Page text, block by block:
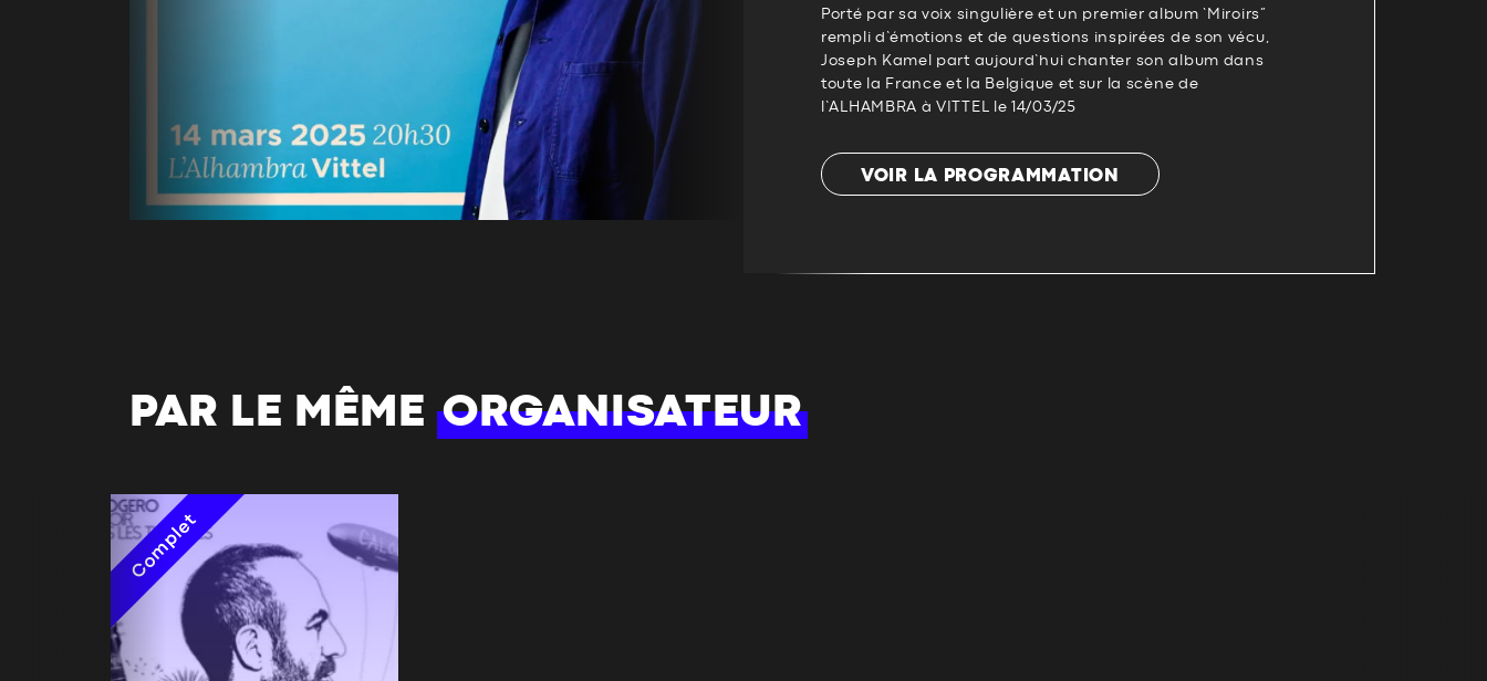
Porté par sa voix singulière et un premier album ‘Miroirs”
rempli d’émotions et de questions inspirées de son vécu,
Joseph Kamel part aujourd’hui chanter son album dans
toute la France et la Belgique et sur la scène de
l’ALHAMBRA à VITTEL le 14/03/25
VOIR LA PROGRAMMATION
PAR LE MÊMEORGANISATEUR
Complet